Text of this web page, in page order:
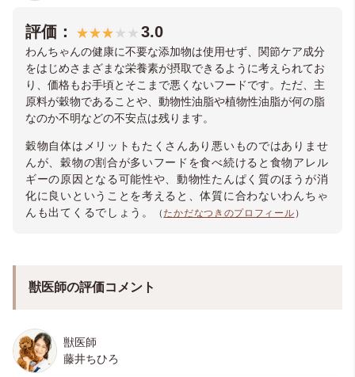
評価： 3.0
わんちゃんの健康に不要な添加物は使用せず、関節ケア成分
をはじめさまざまな栄養素が摂取できるように考えられてお
り、価格もお手頃とそこまで悪くないフードです。ただ、主
原料が穀物であることや、動物性油脂や植物性油脂が何の脂
なのか不明などの不安点は残ります。
穀物自体はメリットもたくさんあり悪いものではありませ
んが、穀物の割合が多いフードを食べ続けると食物アレル
ギーの原因となる可能性や、動物性たんぱく質のほうが消
化に良いということを考えると、体質に合わないわんちゃ
んも出てくるでしょう。
（たかだなつきのプロフィール ）
獣医師の評価コメント
獣医師
藤井ちひろ